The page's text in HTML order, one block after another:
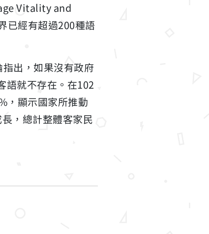
Vitality and
已經有超過200種語
出，如果沒有政府
語就不存在。在102
，顯示國家所推動
，總計整體客家民